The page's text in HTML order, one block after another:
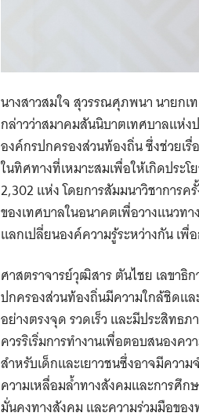
นางสาวสมใจ สุวรรณศุภพนา นายก
กล่าวว่าสมาคมสันนิบาตเทศบาลแห่ง
องค์กรปกครองส่วนท้องถิ่น ซึ่งช่วยเ
ในทิศทางที่เหมาะสมเพื่อให้เกิดประ
2,302 แห่ง โดยการสัมมนาวิชาการค
ของเทศบาลในอนาคตเพื่อวางแนวท
แลกเปลี่ยนองค์ความรู้ระหว่างกัน เ
ศาสตราจารย์วุฒิสาร ตันไชย เลขา
ปกครองส่วนท้องถิ่นมีความใกล้ชิดแ
อย่างตรงจุด รวดเร็ว และมีประสิท
ควรริเริ่มการทำงานเพื่อตอบสนองค
สำหรับเด็กและเยาวชนซึ่งอาจมีควา
ความเหลื่อมล้ำทางสังคมและการศึ
มั่นคงทางสังคม และความร่วมมือขอ